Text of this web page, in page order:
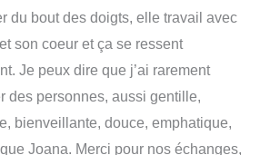
du bout des doigts, elle travail avec
son coeur et ça se ressent
Je peux dire que j’ai rarement
des personnes, aussi gentille,
bienveillante, douce, emphatique,
Joana. Merci pour nos échanges,